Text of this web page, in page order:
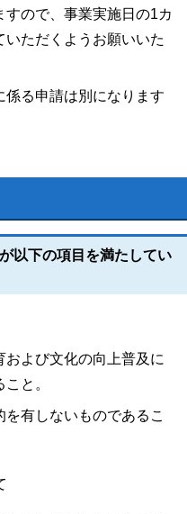
ので、事業実施日の1カ
いただくようお願いいた
係る申請は別になります
以下の項目を満たしてい
よび文化の向上普及に
と。
有しないものであるこ